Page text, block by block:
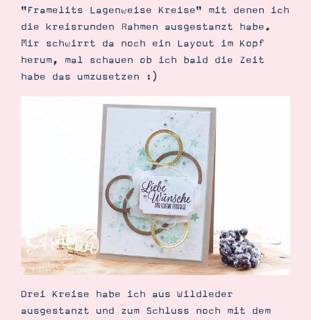
Datenschutz
"Framelits Lagenweise Kreise" mit denen ich
die kreisrunden Rahmen ausgestanzt habe.
Mir schwirrt da noch ein Layout im Kopf
herum, mal schauen ob ich bald die Zeit
habe das umzusetzen :)
Drei Kreise habe ich aus Wildleder
ausgestanzt und zum Schluss noch mit dem